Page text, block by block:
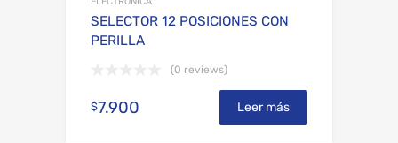
SELECTOR 12 POSICIONES CON
PERILLA
(0 reviews)
$7.900 Leer más